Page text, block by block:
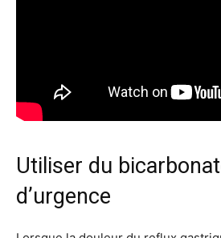
Utiliser du
d’urgence